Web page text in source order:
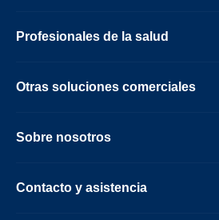
Profesionales de la salud
Otras soluciones comerciales
Sobre nosotros
Contacto y asistencia